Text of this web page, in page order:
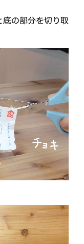
底の部分を切り取